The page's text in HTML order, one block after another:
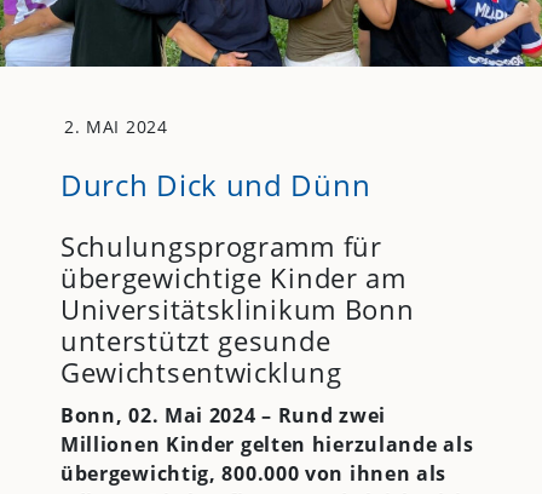
2. MAI 2024
Durch Dick und Dünn
Schulungsprogramm für
übergewichtige Kinder am
Universitätsklinikum Bonn
unterstützt gesunde
Gewichtsentwicklung
Bonn, 02. Mai 2024 – Rund zwei
Millionen Kinder gelten hierzulande als
übergewichtig, 800.000 von ihnen als